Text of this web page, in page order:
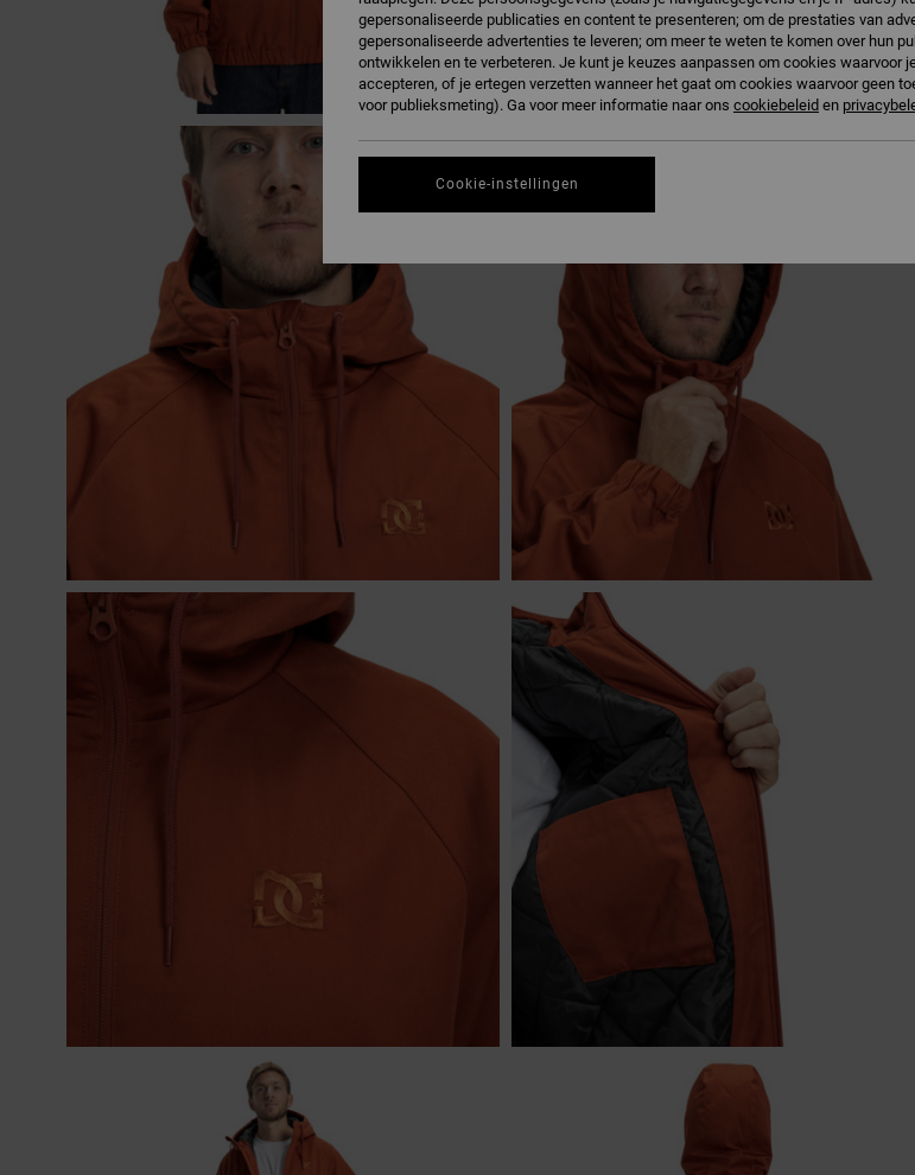
gepersonaliseerde publicaties en content te presenteren; om de prestaties van
gepersonaliseerde advertenties te leveren; om meer te weten te komen over hun
ontwikkelen en te verbeteren. Je kunt je keuzes aanpassen om cookies waarvoor
accepteren, of je ertegen verzetten wanneer het gaat om cookies waarvoor geen
voor publieksmeting). Ga voor meer informatie naar ons cookiebeleid en
Cookie-instellingen